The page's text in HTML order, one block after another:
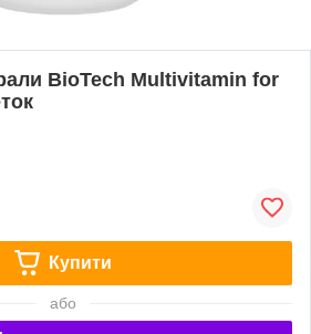
BioTech Multivitamin for
Купити
або